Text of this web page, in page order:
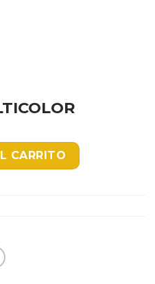
cantidad
CARRITO